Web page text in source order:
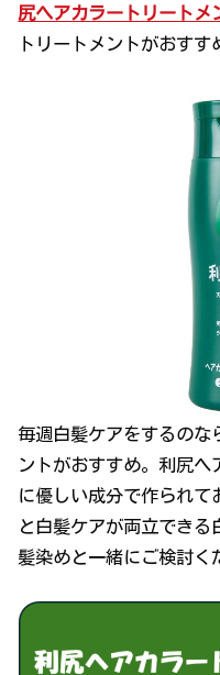
尻ヘアカラートリートメ
トリートメントがおすす
毎週白髪ケアをするのな
ントがおすすめ。利尻ヘ
に優しい成分で作られて
と白髪ケアが両立できる
髪染めと一緒にご検討く